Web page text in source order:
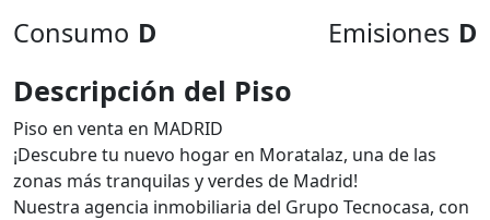
Consumo D Emisiones D
Descripción del Piso
Piso en venta en MADRID
¡Descubre tu nuevo hogar en Moratalaz, una de las
zonas más tranquilas y verdes de Madrid!
Nuestra agencia inmobiliaria del Grupo Tecnocasa, con